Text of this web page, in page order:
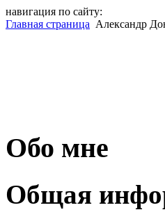
навигация по сайту:
Главная страница Александр
Обо мне
Общая